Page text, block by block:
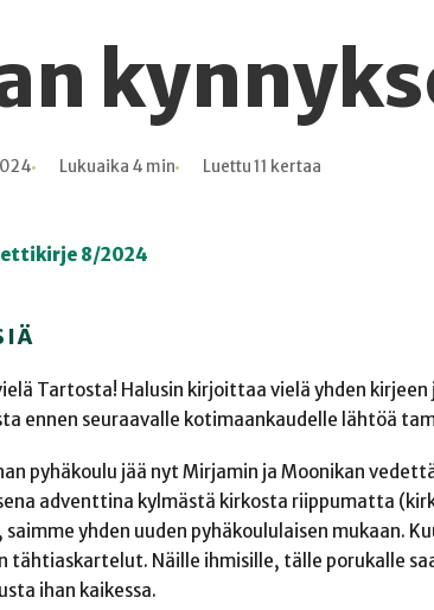
Lukuaika 4 min Luettu 11 kertaa
8/2024
Tartosta! Halusin kirjoittaa vielä yhden
ennen seuraavalle kotimaankaudelle lähtöä
pyhäkoulu jää nyt Mirjamin ja Moonikan
adventtina kylmästä kirkosta riippumatta
saimme yhden uuden pyhäkoululaisen mukaan.
tähtiaskartelut. Näille ihmisille, tälle porukalle
ihan kaikessa.